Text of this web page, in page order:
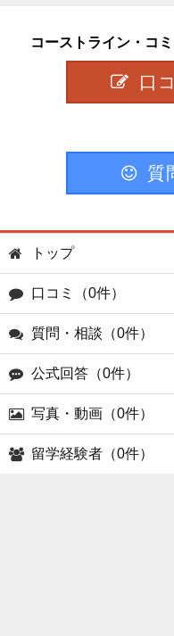
コーストライン・コ
口
質
トップ
口コミ（0件）
質問・相談（0件）
公式回答（0件）
写真・動画（0件）
留学経験者（0件）